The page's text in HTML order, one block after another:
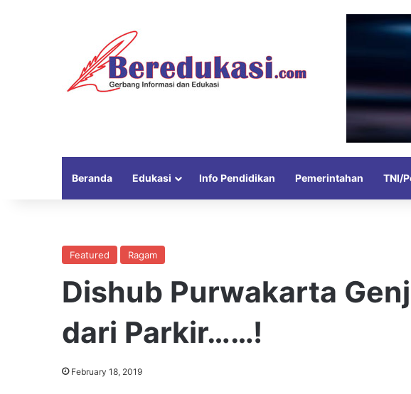
Beranda Edukasi Info Pendidikan Pemerintahan TNI/
Featured Ragam
Dishub Purwakarta
dari Parkir……!
February 18, 2019